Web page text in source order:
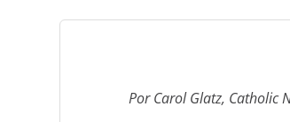
Por Carol Glatz, Catholic